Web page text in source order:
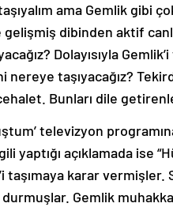
ama Gemlik gibi
dibinden aktif
Dolayısıyla
nereye taşıyacağız?
Bunları dile
televizyon
yaptığı açıklamada ise
taşımaya karar
Gemlik